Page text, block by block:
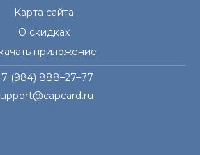
Карта сайта
О скидках
приложение
(984) 888–27–77